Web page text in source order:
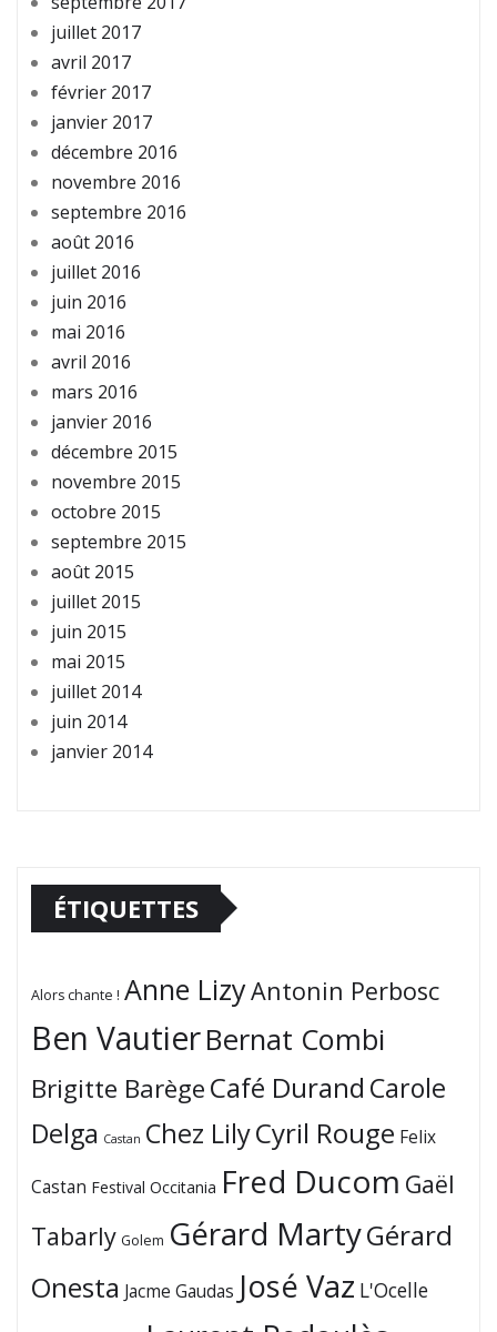
juillet 2017
avril 2017
février 2017
janvier 2017
décembre 2016
novembre 2016
septembre 2016
août 2016
juillet 2016
juin 2016
mai 2016
avril 2016
mars 2016
janvier 2016
décembre 2015
novembre 2015
octobre 2015
septembre 2015
août 2015
juillet 2015
juin 2015
mai 2015
juillet 2014
juin 2014
janvier 2014
ÉTIQUETTES
Alors chante ! Anne LizyAntonin Perbosc
Ben VautierBernat Combi
Brigitte BarègeCafé Durand Carole
Delga Castan Chez LilyCyril Rouge Felix
Castan Festival Occitania Fred Ducom Gaël
Tabarly Golem Gérard MartyGérard
Onesta Jacme Gaudas José Vaz L'Ocelle